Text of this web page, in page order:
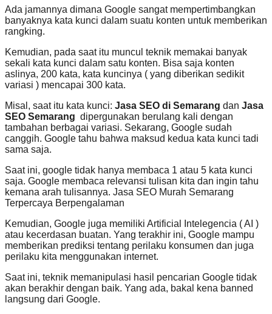
Ada jamannya dimana Google sangat mempertimbangkan
banyaknya kata kunci dalam suatu konten untuk memberikan
rangking.
Kemudian, pada saat itu muncul teknik memakai banyak
sekali kata kunci dalam satu konten. Bisa saja konten
aslinya, 200 kata, kata kuncinya ( yang diberikan sedikit
variasi ) mencapai 300 kata.
Misal, saat itu kata kunci: Jasa SEO di Semarang dan Jasa
SEO Semarang dipergunakan berulang kali dengan
tambahan berbagai variasi. Sekarang, Google sudah
canggih. Google tahu bahwa maksud kedua kata kunci tadi
sama saja.
Saat ini, google tidak hanya membaca 1 atau 5 kata kunci
saja. Google membaca relevansi tulisan kita dan ingin tahu
kemana arah tulisannya. Jasa SEO Murah Semarang
Terpercaya Berpengalaman
Kemudian, Google juga memiliki Artificial Intelegencia ( AI )
atau kecerdasan buatan. Yang terakhir ini, Google mampu
memberikan prediksi tentang perilaku konsumen dan juga
perilaku kita menggunakan internet.
Saat ini, teknik memanipulasi hasil pencarian Google tidak
akan berakhir dengan baik. Yang ada, bakal kena banned
langsung dari Google.